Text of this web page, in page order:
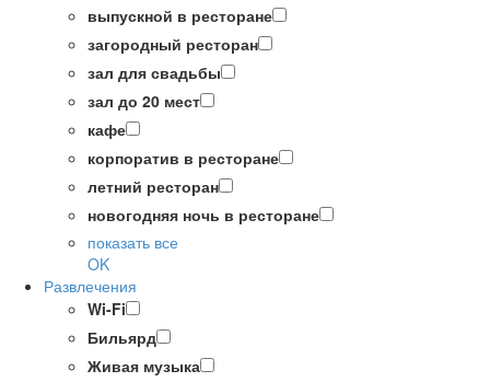
выпускной в ресторане
загородный ресторан
зал для свадьбы
зал до 20 мест
кафе
корпоратив в ресторане
летний ресторан
новогодняя ночь в ресторане
показать все
OK
Развлечения
Wi-Fi
Бильярд
Живая музыка